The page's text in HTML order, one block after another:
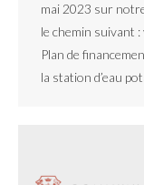
mai 2023 sur
le chemin suivant
Plan de
la station d’eau